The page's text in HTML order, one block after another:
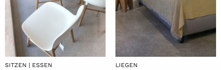
SITZEN | ESSEN LIEGEN